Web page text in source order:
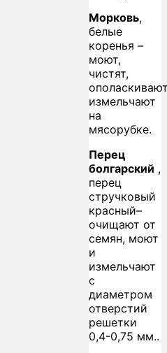
Морковь,
белые
коренья –
моют,
чистят,
измельчают
на
мясорубке.
Перец
болгарский ,
перец
стручковый
красный–
очищают от
семян, моют
и
измельчают
с
диаметром
отверстий
решетки
0,4-0,75 мм..